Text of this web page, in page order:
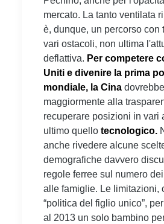
mercato. La tanto ventilata
è, dunque, un percorso con
vari ostacoli, non ultima
deflattiva. Per competere
Uniti e divenire la prima
mondiale, la Cina
maggiormente alla
recuperare posizioni in vari
ultimo quello tecnologico.
anche rivedere alcune
demografiche davvero
regole ferree sul numero
alle famiglie. Le limitazioni,
“politica del figlio unico”,
al 2013 un solo bambino